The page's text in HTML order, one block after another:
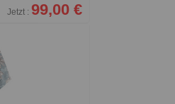
Jetzt : 99,00 €